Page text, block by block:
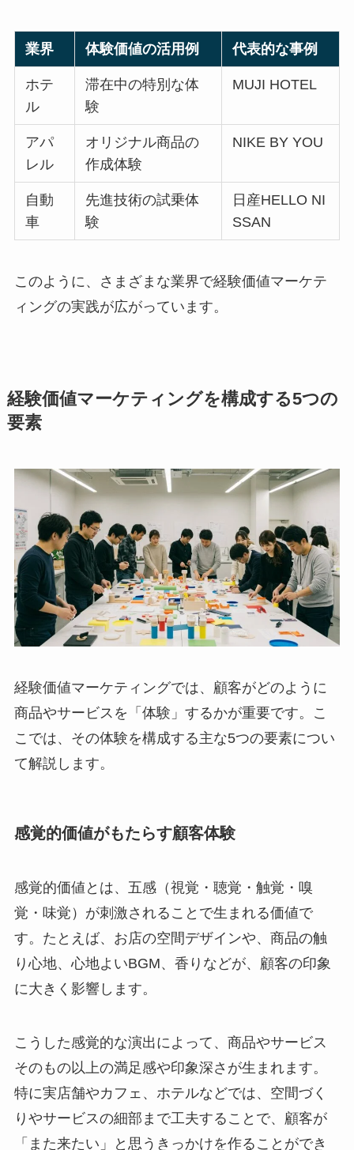
業界 体験価値の活用例 代表的な事例
ホテ
ル
滞在中の特別な体
験
MUJI HOTEL
アパ
レル
オリジナル商品の
作成体験
NIKE BY YOU
自動
車
先進技術の試乗体
験
日産HELLO NI
SSAN
このように、さまざまな業界で経験価値マーケテ
ィングの実践が広がっています。
経験価値マーケティングを構成する5つの
要素
経験価値マーケティングでは、顧客がどのように
商品やサービスを「体験」するかが重要です。こ
こでは、その体験を構成する主な5つの要素につい
て解説します。
感覚的価値がもたらす顧客体験
感覚的価値とは、五感（視覚・聴覚・触覚・嗅
覚・味覚）が刺激されることで生まれる価値で
す。たとえば、お店の空間デザインや、商品の触
り心地、心地よいBGM、香りなどが、顧客の印象
に大きく影響します。
こうした感覚的な演出によって、商品やサービス
そのもの以上の満足感や印象深さが生まれます。
特に実店舗やカフェ、ホテルなどでは、空間づく
りやサービスの細部まで工夫することで、顧客が
「また来たい」と思うきっかけを作ることができ